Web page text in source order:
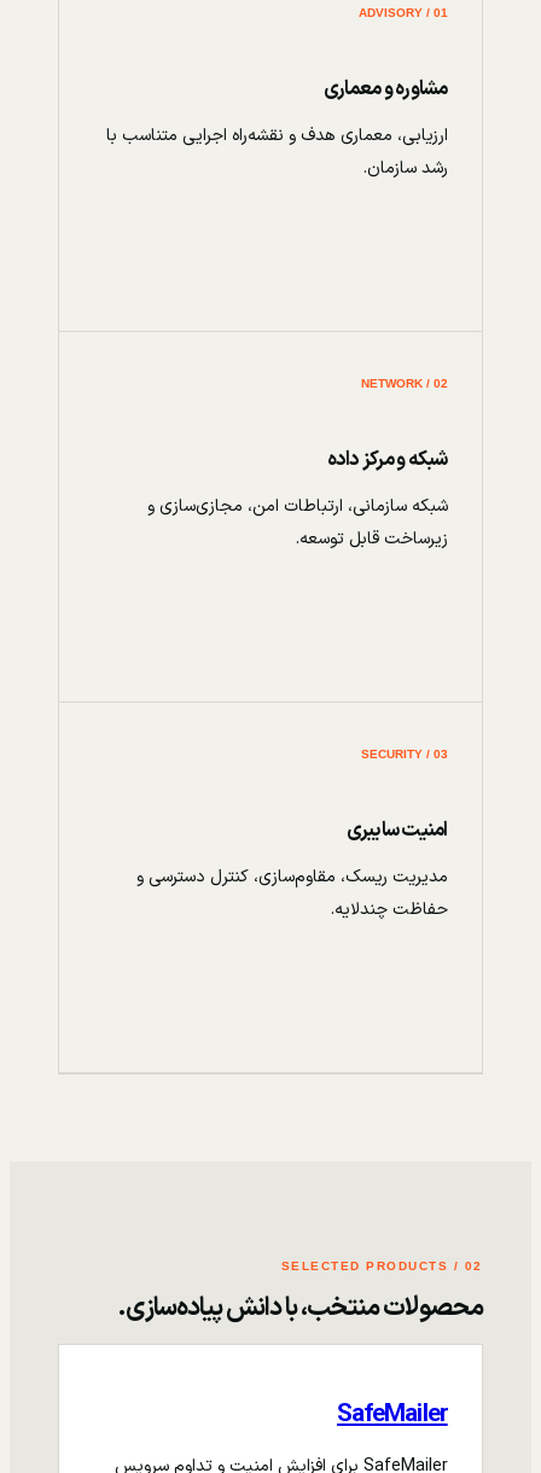
01 / ADVISORY
مشاوره و معماری
ارزیابی، معماری هدف و نقشه‌راه اجرایی متناسب با
رشد سازمان.
02 / NETWORK
شبکه و مرکز داده
شبکه سازمانی، ارتباطات امن، مجازی‌سازی و
زیرساخت قابل توسعه.
03 / SECURITY
امنیت سایبری
مدیریت ریسک، مقاوم‌سازی، کنترل دسترسی و
حفاظت چندلایه.
02 / SELECTED PRODUCTS
محصولات منتخب، با دانش پیاده‌سازی.
SafeMailer
SafeMailer برای افزایش امنیت و تداوم سرویس